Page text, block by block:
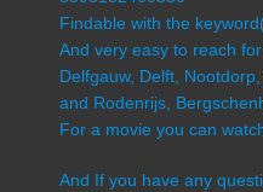
Findable with the
And very easy to reach
Delfgauw, Delft,
and Rodenrijs,
For a movie you can
And If you have any